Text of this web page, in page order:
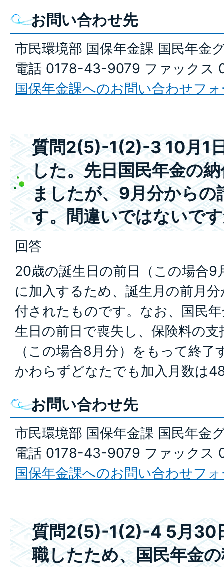
お問い合わせ先
市民環境部 国保年金課 国民年金
電話 0178-43-9079 ファックス
国保年金課へのお問い合わせフ
質問2(5)-1(2)-3 10月1
した。先日国民年金の
ましたが、9月分からの
す。間違いではないで
回答
20歳の誕生日の前日（この場合
に加入するため、誕生月の前月
付されたものです。なお、国民
生日の前日で喪失し、保険料の
（この場合8月分）をもって終
かわらずどなたでも加入月数は
お問い合わせ先
市民環境部 国保年金課 国民年金
電話 0178-43-9079 ファックス
国保年金課へのお問い合わせフ
質問2(5)-1(2)-4 5月30
職したため、国民年金